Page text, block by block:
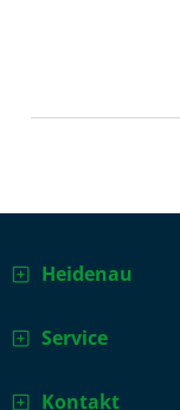
Heidenau
Service
Kontakt